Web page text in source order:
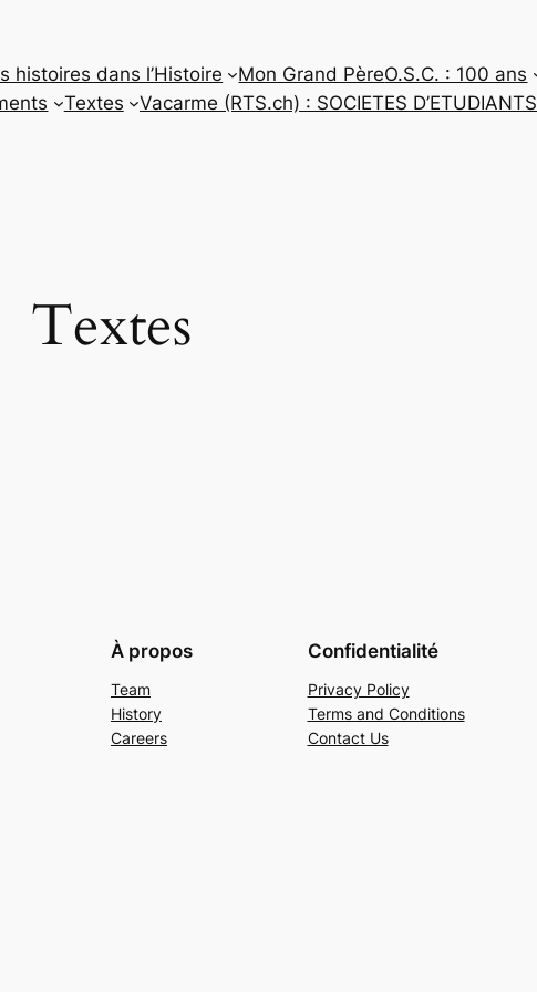
histoires dans l’Histoire Mon Grand PèreO.S.C. : 100 ans
Textes Vacarme (RTS.ch) : SOCIETES D’ETUDIANTS
Textes
À propos
Team
History
Careers
Confidentialité
Privacy Policy
Terms and Conditions
Contact Us